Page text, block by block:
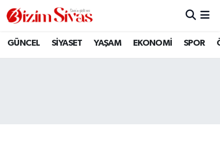
GÜNCEL SİYASET YAŞAM EKONOMİ SPOR
ARAMIZDAN AYRILANLAR
Sivas Nöbetçi Eczaneler